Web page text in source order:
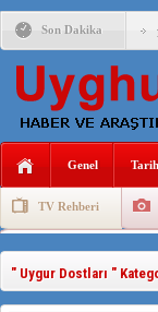
Son Dakika
Genel Tarih
TV Rehberi
Uygurlarda Düğün ve
" Uygur Dostları "